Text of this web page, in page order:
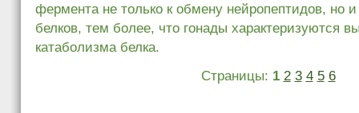
фермента не только к обмену нейропептидов, но
белков, тем более, что гонады характеризуются
катаболизма белка.
Страницы: 1 2 3 4 5 6